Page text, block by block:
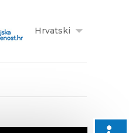
Hrvatski